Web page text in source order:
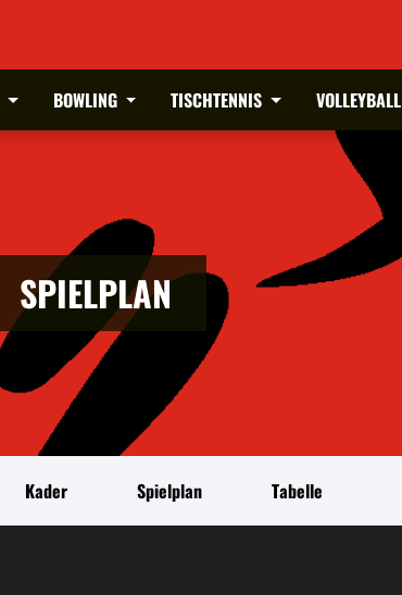
BOWLING TISCHTENNIS VOLLEYBALL
SPIELPLAN
Kader Spielplan Tabelle